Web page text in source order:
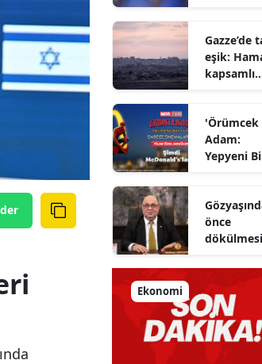
sıkıştı
Gazze’de
eşik:
kapsamlı
onayladı
'Örümcek
Adam:
Yepyeni
şimdi
McDonald’s
Türkiye’de
önce
dökülmesi
Tarihin
milletlerin
önüne
koyduğu
ayna!
Ekonomi